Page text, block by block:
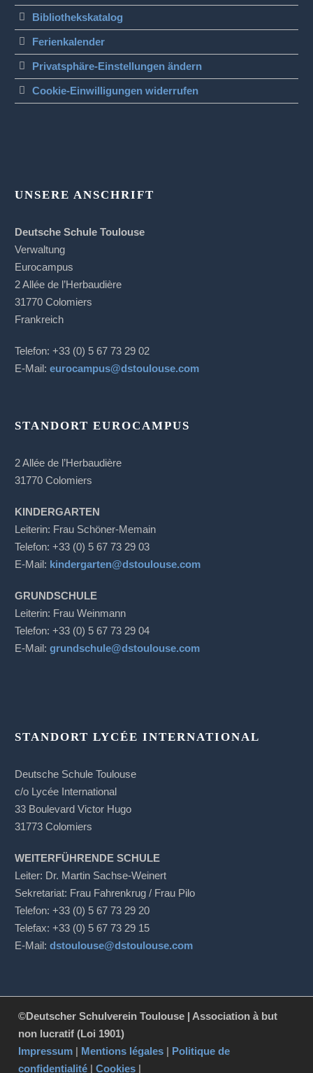
Bibliothekskatalog
Ferienkalender
Privatsphäre-Einstellungen ändern
Cookie-Einwilligungen widerrufen
UNSERE ANSCHRIFT
Deutsche Schule Toulouse
Verwaltung
Eurocampus
2 Allée de l’Herbaudière
31770 Colomiers
Frankreich
Telefon: +33 (0) 5 67 73 29 02
E-Mail:eurocampus@dstoulouse.com
STANDORT EUROCAMPUS
2 Allée de l’Herbaudière
31770 Colomiers
KINDERGARTEN
Leiterin: Frau Schöner-Memain
Telefon: +33 (0) 5 67 73 29 03
E-Mail: kindergarten@dstoulouse.com
GRUNDSCHULE
Leiterin: Frau Weinmann
Telefon: +33 (0) 5 67 73 29 04
E-Mail:grundschule@dstoulouse.com
STANDORT LYCÉE INTERNATIONAL
Deutsche Schule Toulouse
c/o Lycée International
33 Boulevard Victor Hugo
31773 Colomiers
WEITERFÜHRENDE SCHULE
Leiter: Dr. Martin Sachse-Weinert
Sekretariat: Frau Fahrenkrug / Frau Pilo
Telefon: +33 (0) 5 67 73 29 20
Telefax: +33 (0) 5 67 73 29 15
E-Mail:dstoulouse@dstoulouse.com
©Deutscher Schulverein Toulouse | Association à but
non lucratif (Loi 1901)
Impressum | Mentions légales | Politique de
confidentialité |Cookies |